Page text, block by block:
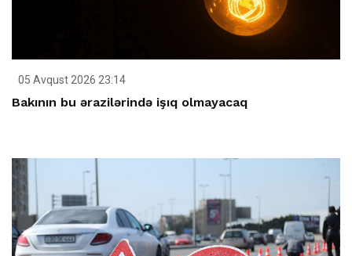
05 Avqust 2026 23:14
Bakının bu ərazilərində işıq olmayacaq